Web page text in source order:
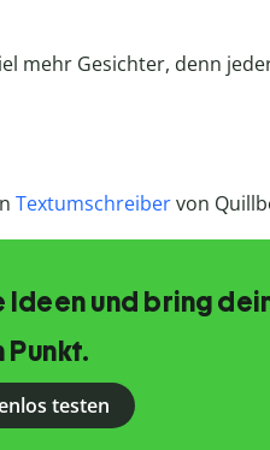
mehr Gesichter, denn
Textumschreibervon
und bring
Punkt.
testen